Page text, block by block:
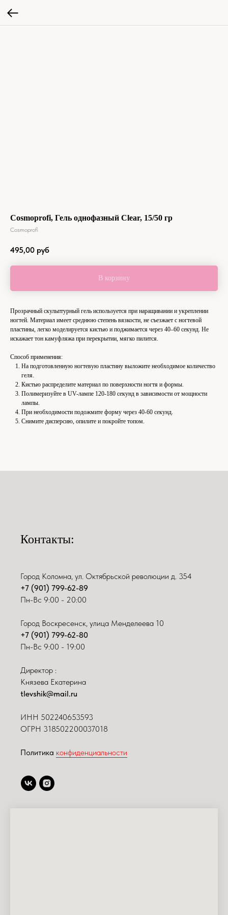
Cosmoprofi, Гель однофазный Clear, 15/50 гр
Cosmoprofi
495,00 руб
В корзину
Прозрачный скульптурный гель используется при наращивании и укреплении
ногтей. Материал имеет среднюю степень вязкости, не съезжает с ногтевой
пластины, легко моделируется кистью и поджимается через 40–60 секунд. Не
искажает тон камуфляжа при перекрытии, мягко пилится.
Способ применения:
На подготовленную ногтевую пластину выложите необходимое количество
геля.
Кистью распределите материал по поверхности ногтя и формы.
Полимеризуйте в UV-лампе 120-180 секунд в зависимости от мощности
лампы.
При необходимости подожмите форму через 40-60 секунд.
Снимите дисперсию, опилите и покройте топом.
Контакты:
Город Коломна, ул. Октябрьской революции д. 354
+7 (901) 799-62-89
Пн-Вс 9:00 - 20:00
Город Воскресенск, улица Менделеева 10
+7 (901) 799-62-80
Пн-Вс 9:00 - 19:00
Директор :
Князева Екатерина
tlevshik@mail.ru
ИНН 502240653593
ОГРН 318502200037018
Политика конфиденциальности